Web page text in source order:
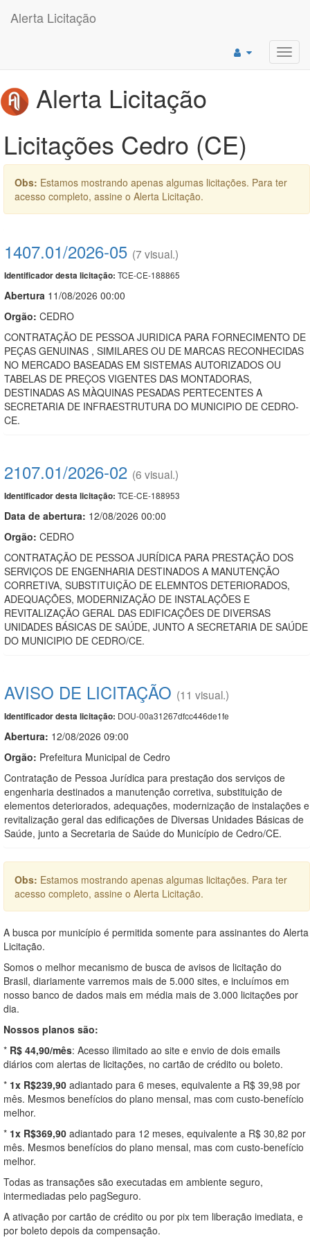
Alerta Licitação
Alerta Licitação
Licitações Cedro (CE)
Obs: Estamos mostrando apenas algumas licitações. Para ter
acesso completo, assine o Alerta Licitação.
1407.01/2026-05 (7 visual.)
Identificador desta licitação: TCE-CE-188865
Abertura 11/08/2026 00:00
Orgão: CEDRO
CONTRATAÇÃO DE PESSOA JURIDICA PARA FORNECIMENTO DE
PEÇAS GENUINAS , SIMILARES OU DE MARCAS RECONHECIDAS
NO MERCADO BASEADAS EM SISTEMAS AUTORIZADOS OU
TABELAS DE PREÇOS VIGENTES DAS MONTADORAS,
DESTINADAS AS MÀQUINAS PESADAS PERTECENTES A
SECRETARIA DE INFRAESTRUTURA DO MUNICIPIO DE CEDRO-
CE.
2107.01/2026-02 (6 visual.)
Identificador desta licitação: TCE-CE-188953
Data de abertura: 12/08/2026 00:00
Orgão: CEDRO
CONTRATAÇÃO DE PESSOA JURÍDICA PARA PRESTAÇÃO DOS
SERVIÇOS DE ENGENHARIA DESTINADOS A MANUTENÇÃO
CORRETIVA, SUBSTITUIÇÃO DE ELEMNTOS DETERIORADOS,
ADEQUAÇÕES, MODERNIZAÇÃO DE INSTALAÇÕES E
REVITALIZAÇÃO GERAL DAS EDIFICAÇÕES DE DIVERSAS
UNIDADES BÁSICAS DE SAÚDE, JUNTO A SECRETARIA DE SAÚDE
DO MUNICIPIO DE CEDRO/CE.
AVISO DE LICITAÇÃO (11 visual.)
Identificador desta licitação: DOU-00a31267dfcc446de1fe
Abertura: 12/08/2026 09:00
Orgão: Prefeitura Municipal de Cedro
Contratação de Pessoa Jurídica para prestação dos serviços de
engenharia destinados a manutenção corretiva, substituição de
elementos deteriorados, adequações, modernização de instalações e
revitalização geral das edificações de Diversas Unidades Básicas de
Saúde, junto a Secretaria de Saúde do Município de Cedro/CE.
Obs: Estamos mostrando apenas algumas licitações. Para ter
acesso completo, assine o Alerta Licitação.
A busca por município é permitida somente para assinantes do Alerta
Licitação.
Somos o melhor mecanismo de busca de avisos de licitação do
Brasil, diariamente varremos mais de 5.000 sites, e incluímos em
nosso banco de dados mais em média mais de 3.000 licitações por
dia.
Nossos planos são:
* R$ 44,90/mês: Acesso ilimitado ao site e envio de dois emails
diários com alertas de licitações, no cartão de crédito ou boleto.
* 1x R$239,90 adiantado para 6 meses, equivalente a R$ 39,98 por
mês. Mesmos benefícios do plano mensal, mas com custo-benefício
melhor.
* 1x R$369,90 adiantado para 12 meses, equivalente a R$ 30,82 por
mês. Mesmos benefícios do plano mensal, mas com custo-benefício
melhor.
Todas as transações são executadas em ambiente seguro,
intermediadas pelo pagSeguro.
A ativação por cartão de crédito ou por pix tem liberação imediata, e
por boleto depois da compensação.